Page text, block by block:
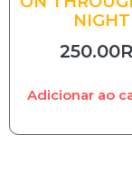
NIGHT
250.00
Adicionar ao